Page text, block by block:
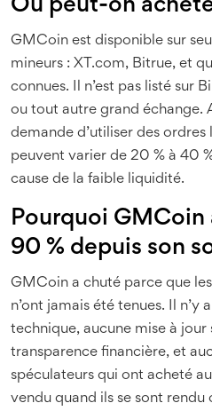
Où peut-on
GMCoin est disponible sur
mineurs : XT.com, Bitrue, et
connues. Il n’est pas listé sur
ou tout autre grand échange.
demande d’utiliser des ordres
peuvent varier de 20 % à 40
cause de la faible liquidité.
Pourquoi
90 % depuis son
GMCoin a chuté parce que
n’ont jamais été tenues. Il n’y
technique, aucune mise à jour
transparence financière, et
spéculateurs qui ont acheté
vendu quand ils se sont